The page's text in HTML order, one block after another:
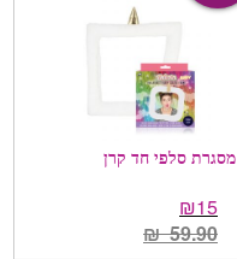
מסגרת סלפי חד קרן
15
₪
59.90
₪